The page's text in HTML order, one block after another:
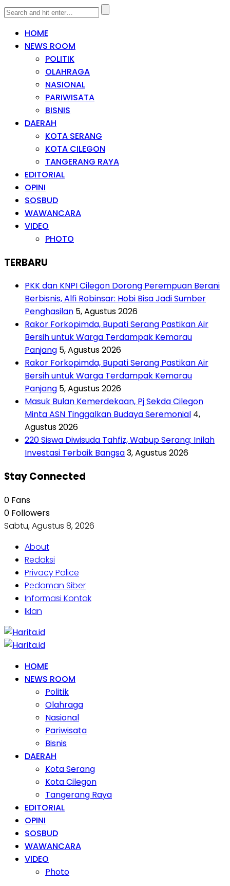
HOME
NEWS ROOM
POLITIK
OLAHRAGA
NASIONAL
PARIWISATA
BISNIS
DAERAH
KOTA SERANG
KOTA CILEGON
TANGERANG RAYA
EDITORIAL
OPINI
SOSBUD
WAWANCARA
VIDEO
PHOTO
TERBARU
PKK dan KNPI Cilegon Dorong Perempuan Berani
Berbisnis, Alfi Robinsar: Hobi Bisa Jadi Sumber
Penghasilan 5, Agustus 2026
Rakor Forkopimda, Bupati Serang Pastikan Air
Bersih untuk Warga Terdampak Kemarau
Panjang 5, Agustus 2026
Rakor Forkopimda, Bupati Serang Pastikan Air
Bersih untuk Warga Terdampak Kemarau
Panjang 5, Agustus 2026
Masuk Bulan Kemerdekaan, Pj Sekda Cilegon
Minta ASN Tinggalkan Budaya Seremonial 4,
Agustus 2026
220 Siswa Diwisuda Tahfiz, Wabup Serang: Inilah
Investasi Terbaik Bangsa3, Agustus 2026
Stay Connected
0 Fans
0 Followers
Sabtu, Agustus 8, 2026
About
Redaksi
Privacy Police
Pedoman Siber
Informasi Kontak
Iklan
HOME
NEWS ROOM
Politik
Olahraga
Nasional
Pariwisata
Bisnis
DAERAH
Kota Serang
Kota Cilegon
Tangerang Raya
EDITORIAL
OPINI
SOSBUD
WAWANCARA
VIDEO
Photo